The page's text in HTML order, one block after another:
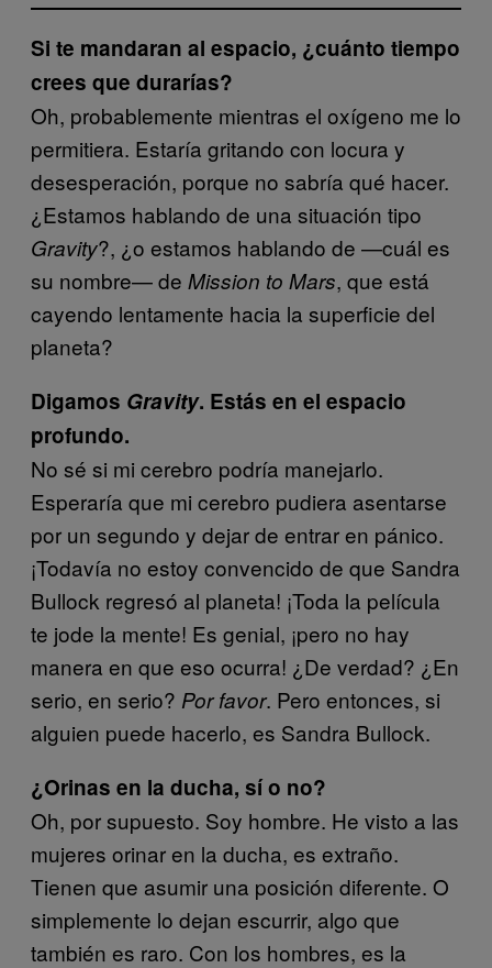
Si te mandaran al espacio, ¿cuánto tiempo
crees que durarías?
Oh, probablemente mientras el oxígeno me lo
permitiera. Estaría gritando con locura y
desesperación, porque no sabría qué hacer.
¿Estamos hablando de una situación tipo
Gravity?, ¿o estamos hablando de —cuál es
su nombre— de Mission to Mars, que está
cayendo lentamente hacia la superficie del
planeta?
Digamos Gravity. Estás en el espacio
profundo.
No sé si mi cerebro podría manejarlo.
Esperaría que mi cerebro pudiera asentarse
por un segundo y dejar de entrar en pánico.
¡Todavía no estoy convencido de que Sandra
Bullock regresó al planeta! ¡Toda la película
te jode la mente! Es genial, ¡pero no hay
manera en que eso ocurra! ¿De verdad? ¿En
serio, en serio? Por favor. Pero entonces, si
alguien puede hacerlo, es Sandra Bullock.
¿Orinas en la ducha, sí o no?
Oh, por supuesto. Soy hombre. He visto a las
mujeres orinar en la ducha, es extraño.
Tienen que asumir una posición diferente. O
simplemente lo dejan escurrir, algo que
también es raro. Con los hombres, es la